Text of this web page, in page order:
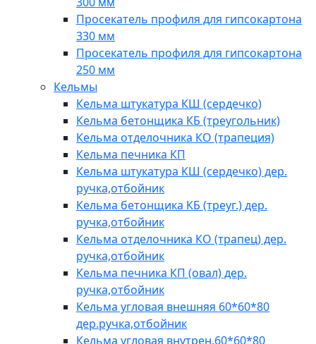
Просекатель профиля для гипсокартона
330 мм
Просекатель профиля для гипсокартона
250 мм
Кельмы
Кельма штукатура КШ (сердечко)
Кельма бетонщика КБ (треугольник)
Кельма отделочника КО (трапеция)
Кельма печника КП
Кельма штукатура КШ (сердечко) дер.
ручка,отбойник
Кельма бетонщика КБ (треуг.) дер.
ручка,отбойник
Кельма отделочника КО (трапец) дер.
ручка,отбойник
Кельма печника КП (овал) дер.
ручка,отбойник
Кельма угловая внешняя 60*60*80
дер.ручка,отбойник
Кельма угловая внутрен.60*60*80